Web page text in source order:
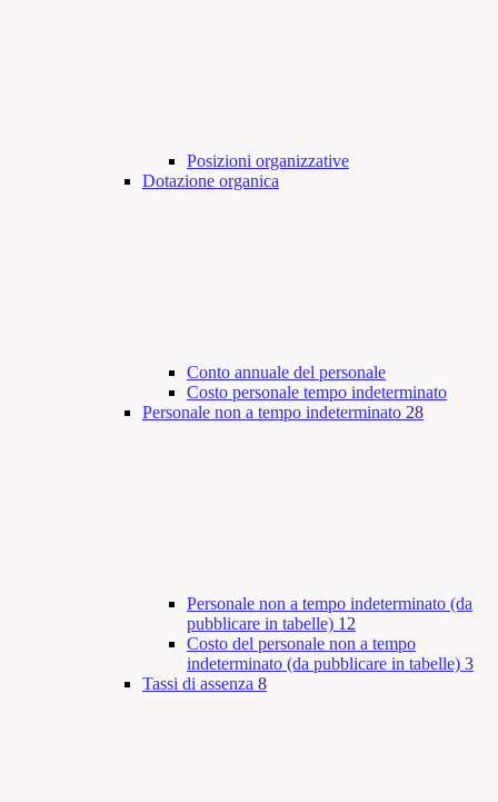
Posizioni organizzative
Dotazione organica
Conto annuale del personale
Costo personale tempo indeterminato
Personale non a tempo indeterminato 28
Personale non a tempo indeterminato (da
pubblicare in tabelle) 12
Costo del personale non a tempo
indeterminato (da pubblicare in tabelle) 3
Tassi di assenza 8